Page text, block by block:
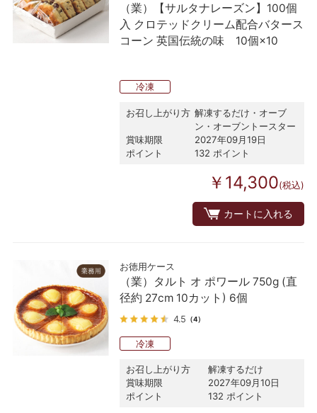
（業）【サルタナレーズン】100個
入 クロテッドクリーム配合バタース
コーン 英国伝統の味 10個×10
冷凍
お召し上がり方 解凍するだけ・オーブ
ン・オーブントースター
賞味期限
2027年09月19日
ポイント
132 ポイント
￥14,300(税込)
カートに入れる
お徳用ケース
（業）タルト オ ポワール 750g (直
径約 27cm 10カット) 6個
4.5 （4）
冷凍
お召し上がり方
解凍するだけ
賞味期限
2027年09月10日
ポイント
132 ポイント